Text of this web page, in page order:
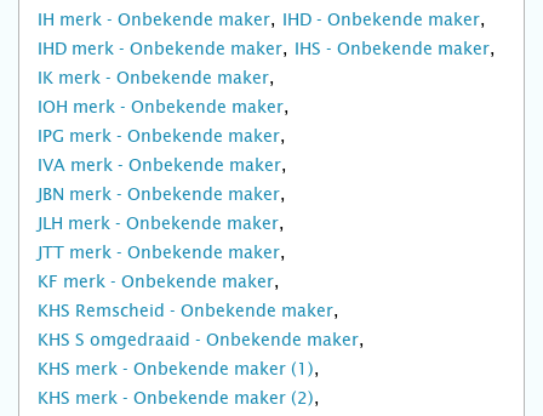
IH merk - Onbekende maker
IHD - Onbekende maker
IHD merk - Onbekende maker
IHS - Onbekende maker
IK merk - Onbekende maker
IOH merk - Onbekende maker
IPG merk - Onbekende maker
IVA merk - Onbekende maker
JBN merk - Onbekende maker
JLH merk - Onbekende maker
JTT merk - Onbekende maker
KF merk - Onbekende maker
KHS Remscheid - Onbekende maker
KHS S omgedraaid - Onbekende maker
KHS merk - Onbekende maker (1)
KHS merk - Onbekende maker (2)